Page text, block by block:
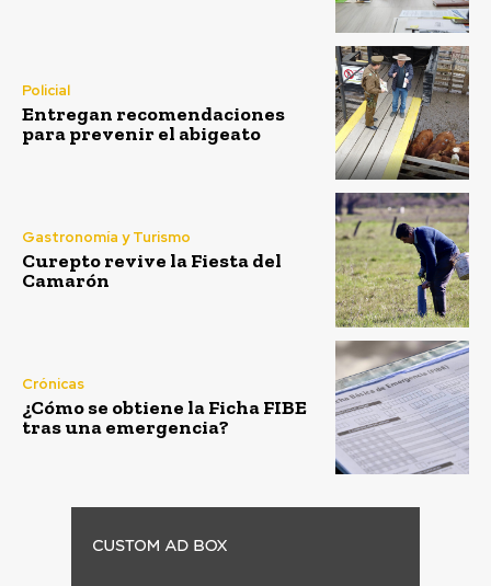
Policial
Entregan recomendaciones
para prevenir el abigeato
Gastronomía y Turismo
Curepto revive la Fiesta del
Camarón
Crónicas
¿Cómo se obtiene la Ficha FIBE
tras una emergencia?